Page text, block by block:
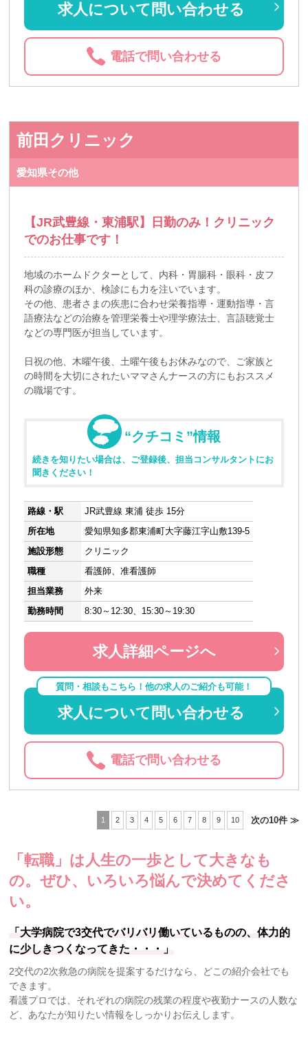
求人について問い合わせる
電話で問い合わせる
前田クリニック
愛知県その他
【JR武豊線・東浦駅】日勤のみ！クリニック
でのお仕事です！
地域のホームドクターとして、内科・胃腸科・眼科・皮フ
科の診療のほか、検診にも力を注いでいます。
その他、患者さまの疾患に合わせ栄養指導・運動指導・言
語療法などの治療を管理栄養士や理学療法士、言語聴覚士
などの専門医が担当しています。
日祝の他、木曜午後、土曜午後もお休みなので、ご家族と
の時間を大切にされたいママさんナースの方にもおススメ
の職場です。
“クチコミ”情報
続きを知りたい場合は、ご登録後、担当コンサルタントにお
聞きください！
路線・駅
JR武豊線 東浦 徒歩 15分
所在地
愛知県知多郡東浦町大字藤江字山敷139-5
施設形態
クリニック
職種
看護師、准看護師
担当業務
外来
勤務時間
8:30～12:30、15:30～19:30
求人詳細ページへ
質問・相談もこちら！他の求人のご紹介も可能！
求人について問い合わせる
電話で問い合わせる
1 2 3 4 5 6 7 8 9 10 次の10件 ≫
「転職」は人生の一歩として大きなも
の。ぜひ、いろいろ悩んで決めてくださ
い。
「大学病院で3交代でバリバリ働いているものの、体力的
に少しきつくなってきた・・・」
2交代の2次救急の病院を提案するだけなら、どこの紹介会社でも
できます。
看護プロでは、それぞれの病院の残業の程度や夜勤ナースの人数な
ど、あなたが知りたい情報をしっかりお伝えします。